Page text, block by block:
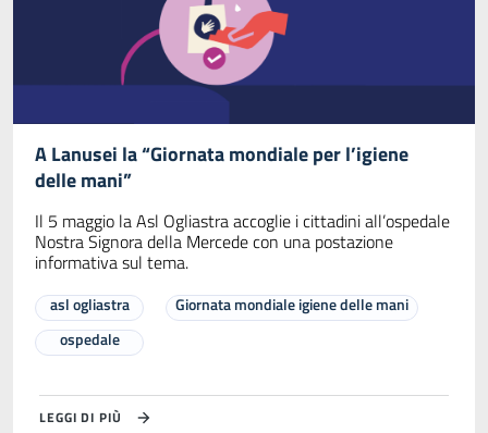
A Lanusei la “Giornata mondiale per l’igiene
delle mani”
Il 5 maggio la Asl Ogliastra accoglie i cittadini all’ospedale
Nostra Signora della Mercede con una postazione
informativa sul tema.
asl ogliastra
Giornata mondiale igiene delle mani
ospedale
LEGGI DI PIÙ